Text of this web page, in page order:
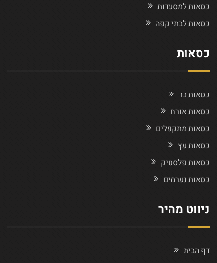
כסאות למסעדות
כסאות לבתי קפה
כסאות
כסאות בר
כסאות אורח
כסאות מתקפלים
כסאות עץ
כסאות פלסטיק
כסאות נערמים
ניווט מהיר
דף הבית